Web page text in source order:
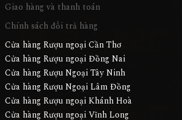
Giao hàng và thanh toán
Chính sách đổi trả hàng
Cửa hàng Rượu ngoại Cần Thơ
Cửa hàng Rượu ngoại Đồng Nai
Cửa hàng Rượu Ngoại Tây Ninh
Cửa hàng Rượu Ngoại Lâm Đồng
Cửa hàng Rượu ngoại Khánh Hoà
Cửa hàng Rượu ngoại Vĩnh Long